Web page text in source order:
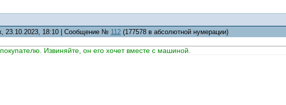
23.10.2023, 18:10 | Сообщение № 112 (177578 в абсолютной нумерации)
Извиняйте, он его хочет вместе с машиной.